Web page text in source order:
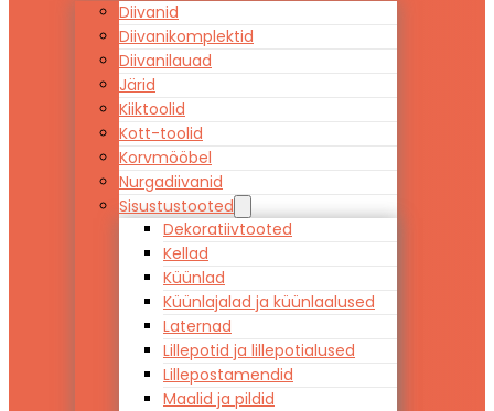
Diivanid
Diivanikomplektid
Diivanilauad
Järid
Kiiktoolid
Kott-toolid
Korvmööbel
Nurgadiivanid
Sisustustooted
Dekoratiivtooted
Kellad
Küünlad
Küünlajalad ja küünlaalused
Laternad
Lillepotid ja lillepotialused
Lillepostamendid
Maalid ja pildid